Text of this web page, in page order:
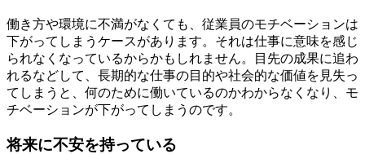
働き方や環境に不満がなくても、従業員のモチベーションは
下がってしまうケースがあります。それは仕事に意味を感じ
られなくなっているからかもしれません。目先の成果に追わ
れるなどして、長期的な仕事の目的や社会的な価値を見失っ
てしまうと、何のために働いているのかわからなくなり、モ
チベーションが下がってしまうのです。
将来に不安を持っている